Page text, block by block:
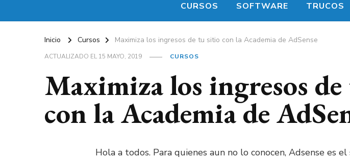
CURSOS SOFTWARE TRUCOS
Inicio Cursos Maximiza los ingresos de tu sitio con la Academia de AdSense
ACTUALIZADO EL15 MAYO, 2019 CURSOS
Maximiza los ingresos
con la Academia de
Hola a todos. Para quienes aun no lo conocen, Adsense es